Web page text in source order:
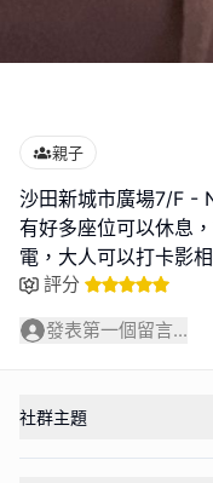
親子
沙田新城市廣場7/F -
有好多座位可以休息
電，大人可以打卡影
評分
發表第一個留言...
社群主題